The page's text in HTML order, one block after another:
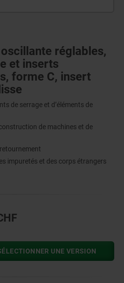
réglables,
et inserts
forme C, insert
de serrage et d’éléments de
de machines et de
impuretés et des corps étrangers
UNE VERSION